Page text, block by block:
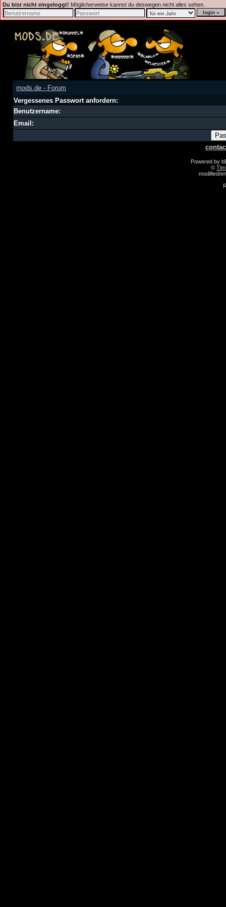
Du bist nicht eingeloggt! Möglicherweise kannst du deswegen nicht alles sehen.
mods.de - Forum
Vergessenes Passwort anfordern:
Benutzername:
Email:
Powered by
©
modified/